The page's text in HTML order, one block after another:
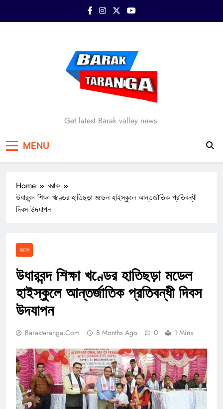
Barak Taranga
Get latest Barak valley news
MENU
Home
বরাক
উধারবন্দ শিক্ষা খণ্ডের হাতিছড়া মডেল হাইস্কুলে আন্তর্জাতিক প্রতিবন্ধী
দিবস উদযাপন
বরাক
উধারবন্দ শিক্ষা খণ্ডের হাতিছড়া মডেল
হাইস্কুলে আন্তর্জাতিক প্রতিবন্ধী দিবস
উদযাপন
Baraktaranga.com 8 Months Ago 0 1 Mins